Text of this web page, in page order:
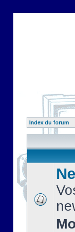
Index du forum